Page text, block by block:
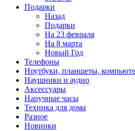
Подарки
Назад
Подарки
На 23 февраля
На 8 марта
Новый Год
Телефоны
Ноутбуки, планшеты,
Наушники и аудио
Аксессуары
Наручные часы
Техника для дома
Разное
Новинки